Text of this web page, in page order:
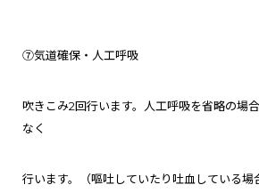
⑦気道確保・人工呼吸
吹きこみ2回行います。人工呼吸を省略の場
なく
行います。（嘔吐していたり吐血している場